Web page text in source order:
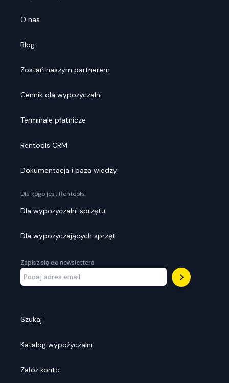
O nas
Blog
Zostań naszym partnerem
Cennik dla wypożyczalni
Terminale płatnicze
Rentools CRM
Dokumentacja i baza wiedzy
Dla kogo jest Rentools:
Dla wypożyczalni sprzętu
Dla wypożyczających sprzęt
Zapisz się do newslettera
Szukaj
Katalog wypożyczalni
Załóż konto